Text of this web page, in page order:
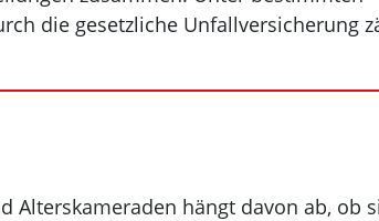
die gesetzliche Unfallversicherung
Alterskameraden hängt davon ab, ob